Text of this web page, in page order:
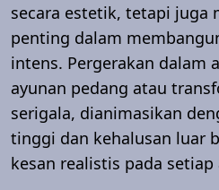
secara estetik, tetapi juga
penting dalam
intens. Pergerakan dalam
ayunan pedang atau
serigala, dianimasikan
tinggi dan kehalusan luar
kesan realistis pada setiap